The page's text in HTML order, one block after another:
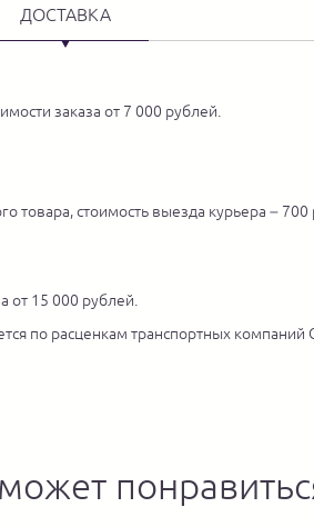
ДОСТАВКА
заказа от 7 000 рублей.
товара, стоимость выезда курьера –
от 15 000 рублей.
по расценкам транспортных компаний